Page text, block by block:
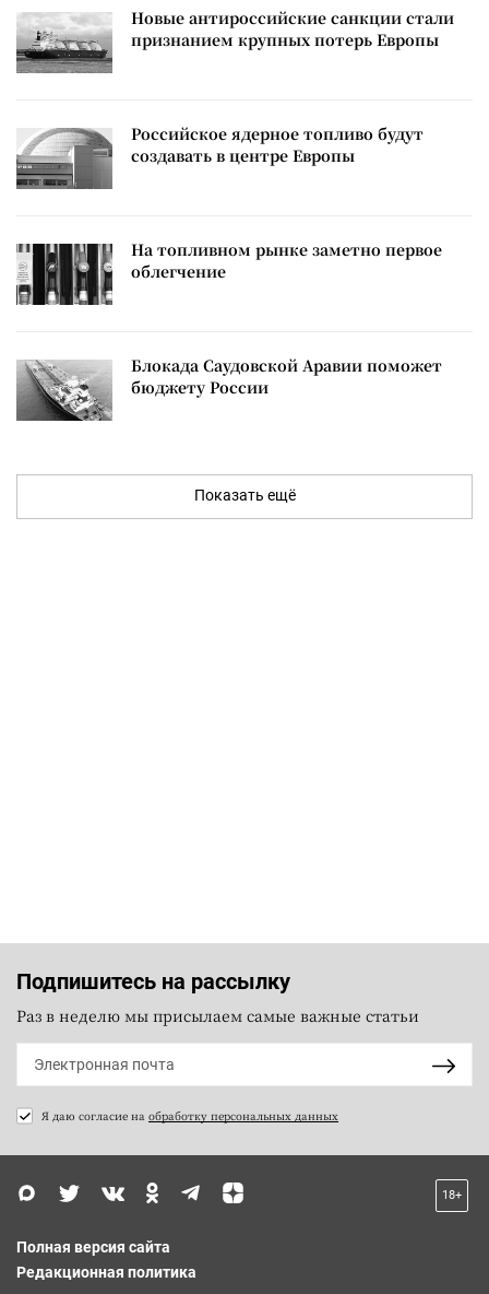
Новые антироссийские санкции стали
признанием крупных потерь Европы
Российское ядерное топливо будут
создавать в центре Европы
На топливном рынке заметно первое
облегчение
Блокада Саудовской Аравии поможет
бюджету России
Показать ещё
Подпишитесь на рассылку
Раз в неделю мы присылаем самые важные статьи
Я даю согласие на обработку персональных данных
18+
Полная версия сайта
Редакционная политика